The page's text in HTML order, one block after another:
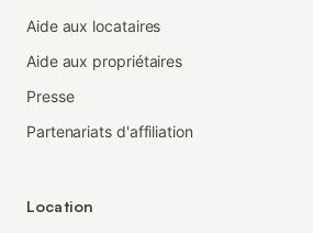
Aide aux locataires
Aide aux propriétaires
Presse
Partenariats d'affiliation
Location